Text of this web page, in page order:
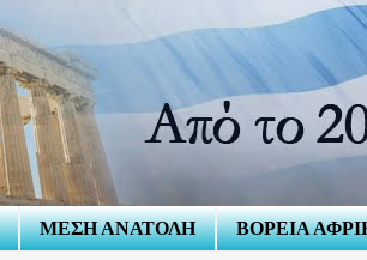
ΜΕΣΗ ΑΝΑΤΟΛΗ ΒΟΡΕΙΑ